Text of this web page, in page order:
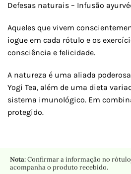
Defesas naturais – Infusão
Aqueles que vivem
iogue em cada rótulo e os
consciência e felicidade.
A natureza é uma aliada
Yogi Tea, além de uma dieta
sistema imunológico. Em
protegido.
Nota:Confirmar a informação no
acompanha o produto recebido.